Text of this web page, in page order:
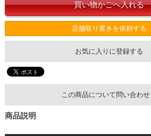
店舗取り置きを依頼する
お気に入りに登録する
この商品について問い合わせ
商品説明